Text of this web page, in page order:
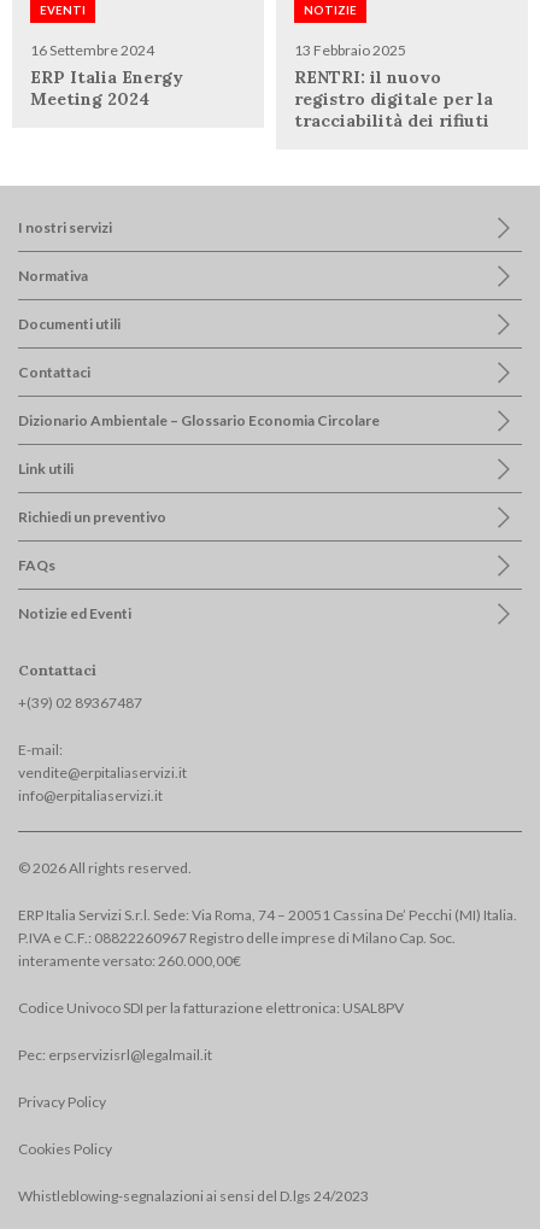
EVENTI
16 Settembre 2024
ERP Italia Energy
Meeting 2024
NOTIZIE
13 Febbraio 2025
RENTRI: il nuovo
registro digitale per la
tracciabilità dei rifiuti
I nostri servizi
Normativa
Documenti utili
Contattaci
Dizionario Ambientale – Glossario Economia Circolare
Link utili
Richiedi un preventivo
FAQs
Notizie ed Eventi
Contattaci
+(39) 02 89367487
E-mail:
vendite@erpitaliaservizi.it
info@erpitaliaservizi.it
© 2026 All rights reserved.
ERP Italia Servizi S.r.l. Sede: Via Roma, 74 – 20051 Cassina De’ Pecchi (MI) Italia.
P.IVA e C.F.: 08822260967 Registro delle imprese di Milano Cap. Soc.
interamente versato: 260.000,00€
Codice Univoco SDI per la fatturazione elettronica: USAL8PV
Pec: erpservizisrl@legalmail.it
Privacy Policy
Cookies Policy
Whistleblowing-segnalazioni ai sensi del D.lgs 24/2023